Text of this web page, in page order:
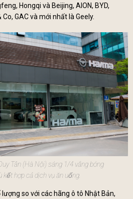
Hongqi và Beijing, AION, BYD,
GAC và mới nhất là Geely.
Tân (Hà Nội) sáng 1/4 vắng bóng
kết hợp cả dịch vụ ăn uống.
so với các hãng ô tô Nhật Bản,